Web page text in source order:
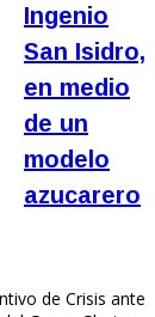
Ingenio
San Isidro,
en medio
de un
modelo
azucarero
de Crisis ante